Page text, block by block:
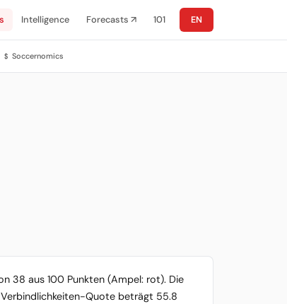
Intelligence Forecasts ↗ 101 EN
$ Soccernomics
38 aus 100 Punkten (Ampel: rot). Die
Quote beträgt 55.8